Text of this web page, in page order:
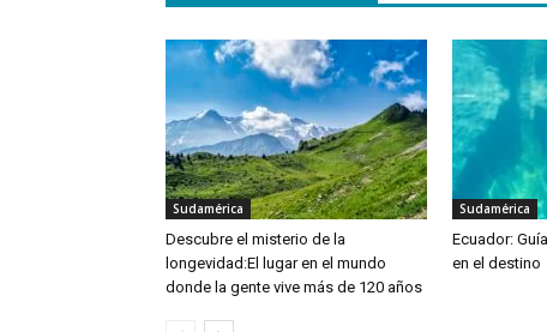
Sudamérica
Descubre el misterio de la
longevidad:El lugar en el mundo
donde la gente vive más de 120 años
Sudamérica
Ecuador:
en el destino